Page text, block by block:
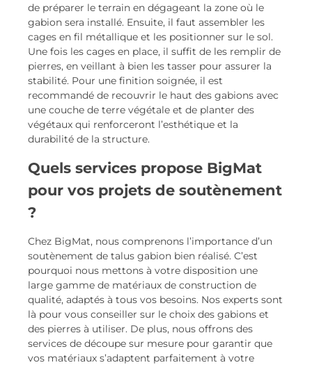
de préparer le terrain en dégageant la zone où le
gabion sera installé. Ensuite, il faut assembler les
cages en fil métallique et les positionner sur le sol.
Une fois les cages en place, il suffit de les remplir de
pierres, en veillant à bien les tasser pour assurer la
stabilité. Pour une finition soignée, il est
recommandé de recouvrir le haut des gabions avec
une couche de terre végétale et de planter des
végétaux qui renforceront l’esthétique et la
durabilité de la structure.
Quels services propose BigMat
pour vos projets de soutènement
?
Chez BigMat, nous comprenons l’importance d’un
soutènement de talus gabion bien réalisé. C’est
pourquoi nous mettons à votre disposition une
large gamme de matériaux de construction de
qualité, adaptés à tous vos besoins. Nos experts sont
là pour vous conseiller sur le choix des gabions et
des pierres à utiliser. De plus, nous offrons des
services de découpe sur mesure pour garantir que
vos matériaux s’adaptent parfaitement à votre